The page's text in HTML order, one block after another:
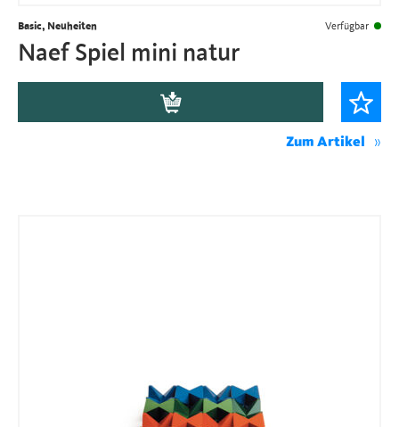
Basic, Neuheiten Verfügbar
Naef Spiel mini natur
Zum Artikel